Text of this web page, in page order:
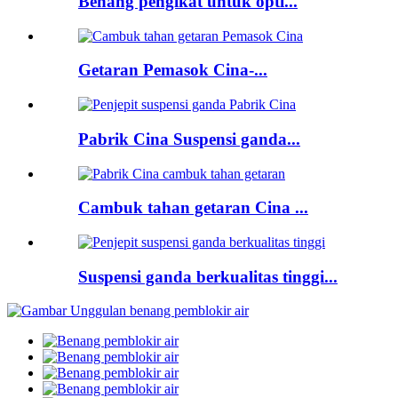
Getaran Pemasok Cina-...
Pabrik Cina Suspensi ganda...
Cambuk tahan getaran Cina ...
Suspensi ganda berkualitas tinggi...